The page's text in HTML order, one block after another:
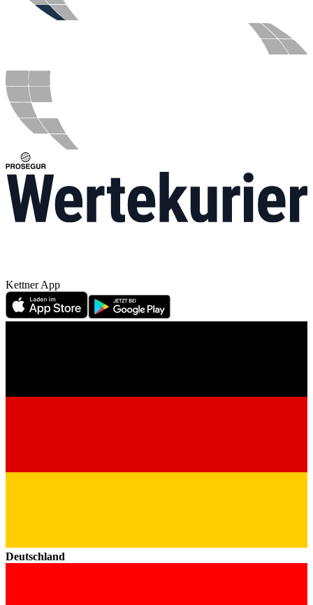
Kettner App
Deutschland